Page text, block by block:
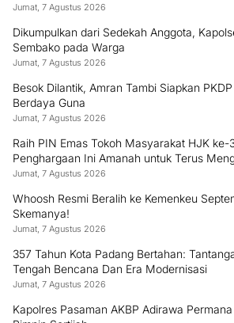
Jumat, 7 Agustus 2026
Dikumpulkan dari Sedekah Anggota,
Sembako pada Warga
Jumat, 7 Agustus 2026
Besok Dilantik, Amran Tambi Siapkan
Berdaya Guna
Jumat, 7 Agustus 2026
Raih PIN Emas Tokoh Masyarakat HJK ke-
Penghargaan Ini Amanah untuk Terus
Padang
Jumat, 7 Agustus 2026
Whoosh Resmi Beralih ke Kemenkeu
Skemanya!
Jumat, 7 Agustus 2026
357 Tahun Kota Padang Bertahan:
Tengah Bencana Dan Era Modernisasi
Jumat, 7 Agustus 2026
Kapolres Pasaman AKBP Adirawa